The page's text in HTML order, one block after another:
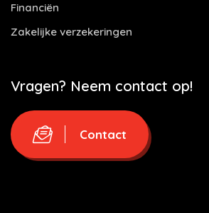
Financiën
Zakelijke verzekeringen
Vragen? Neem contact op!
Contact